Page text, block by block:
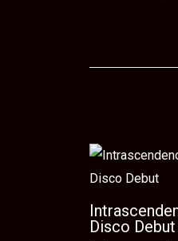
Disco Debut